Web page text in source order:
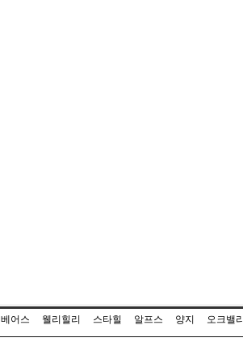
베어스 웰리힐리 스타힐 알프스 양지 오크밸리